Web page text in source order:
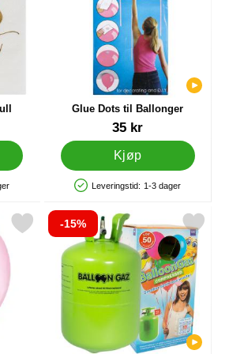
Glue Dots til Ballonger
Varenummer 22428
35 kr
Kjøp
Produkttilgjengelighet: På lager
Leveringstid: 1-3 dager
Lyserosa som favoritt
-15%
Merk helium på Flaske Stor til 50